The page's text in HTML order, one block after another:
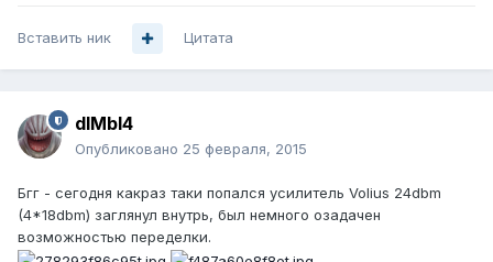
Вставить ник Цитата
dIMbI4
Опубликовано 25 февраля, 2015
Бгг - сегодня какраз таки попался усилитель Volius 24dbm
(4*18dbm) заглянул внутрь, был немного озадачен
возможностью переделки.